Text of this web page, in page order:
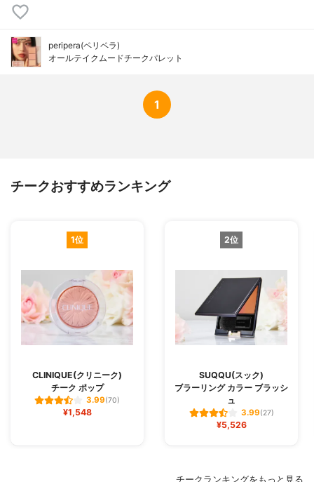
peripera(ペリペラ)
オールテイクムード​チークパレット
1
チークおすすめランキング
1位
CLINIQUE(クリニーク)
チーク ポップ
3.99(70)
¥1,548
2位
SUQQU(スック)
ブラーリング カラー ブラッシ
ュ
3.99(27)
¥5,526
チークランキングをもっと見る